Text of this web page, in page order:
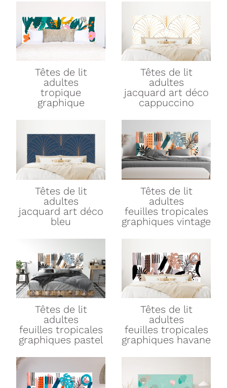
Têtes de lit
adultes
tropique
graphique
Têtes de lit
adultes
jacquard art déco
cappuccino
Têtes de lit
adultes
jacquard art déco
bleu
Têtes de lit
adultes
feuilles tropicales
graphiques vintage
Têtes de lit
adultes
feuilles tropicales
graphiques pastel
Têtes de lit
adultes
feuilles tropicales
graphiques havane